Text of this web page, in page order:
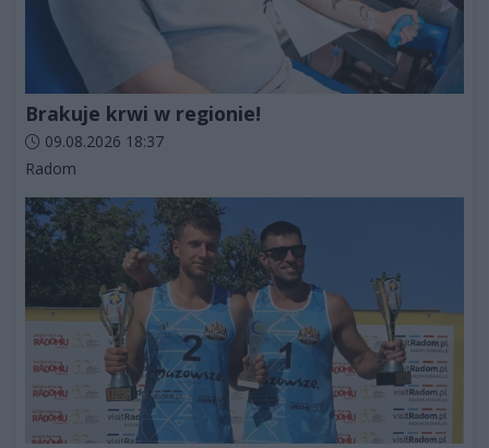
Brakuje krwi w regionie!
Data dodania artykułu:
09.08.2026 18:37
Kategorie artykułu:
Radom